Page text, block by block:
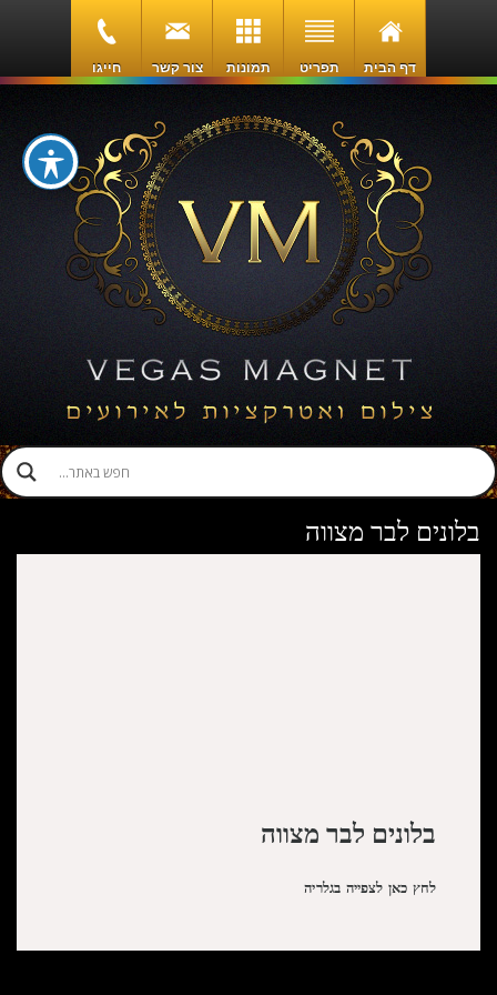
דף הבית תפריט תמונות צור קשר חייגו
בלונים לבר מצווה
בלונים לבר מצווה
לחץ כאן לצפייה בגלריה